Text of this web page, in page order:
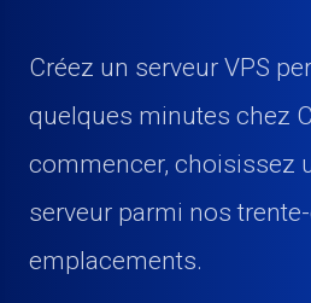
Créez un serveur VPS
quelques minutes chez
commencer, choisissez
serveur parmi nos
emplacements.